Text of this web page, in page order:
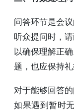
问答环节是会
听众提问时，
以确保理解正
题，也应保持礼
对于能够回答
如果遇到暂时